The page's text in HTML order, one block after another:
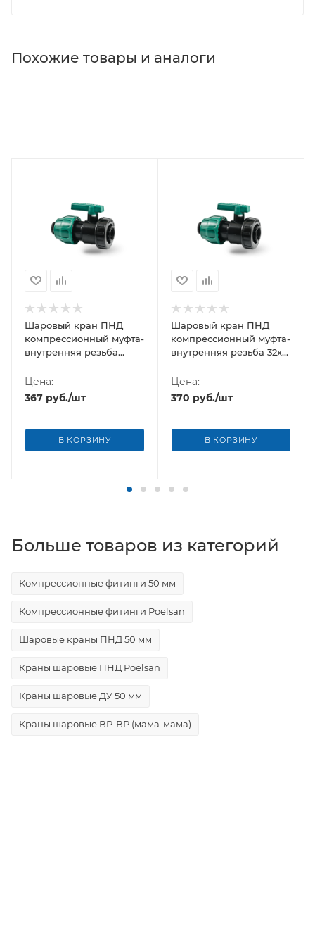
Похожие товары и аналоги
Шаровый кран ПНД
компрессионный муфта-
внутренняя резьба
Цена:
367 руб./шт
В КОРЗИНУ
Шаровый кран ПНД
компрессионный муфта-
внутренняя резьба 32х1"
Цена:
370 руб./шт
В КОРЗИНУ
Больше товаров из категорий
Компрессионные фитинги 50 мм
Компрессионные фитинги Poelsan
Шаровые краны ПНД 50 мм
Краны шаровые ПНД Poelsan
Краны шаровые ДУ 50 мм
Краны шаровые ВР-ВР (мама-мама)